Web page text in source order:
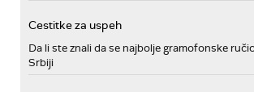
Cestitke za uspeh
Da li ste znali da se najbolje gramofonske
Srbiji